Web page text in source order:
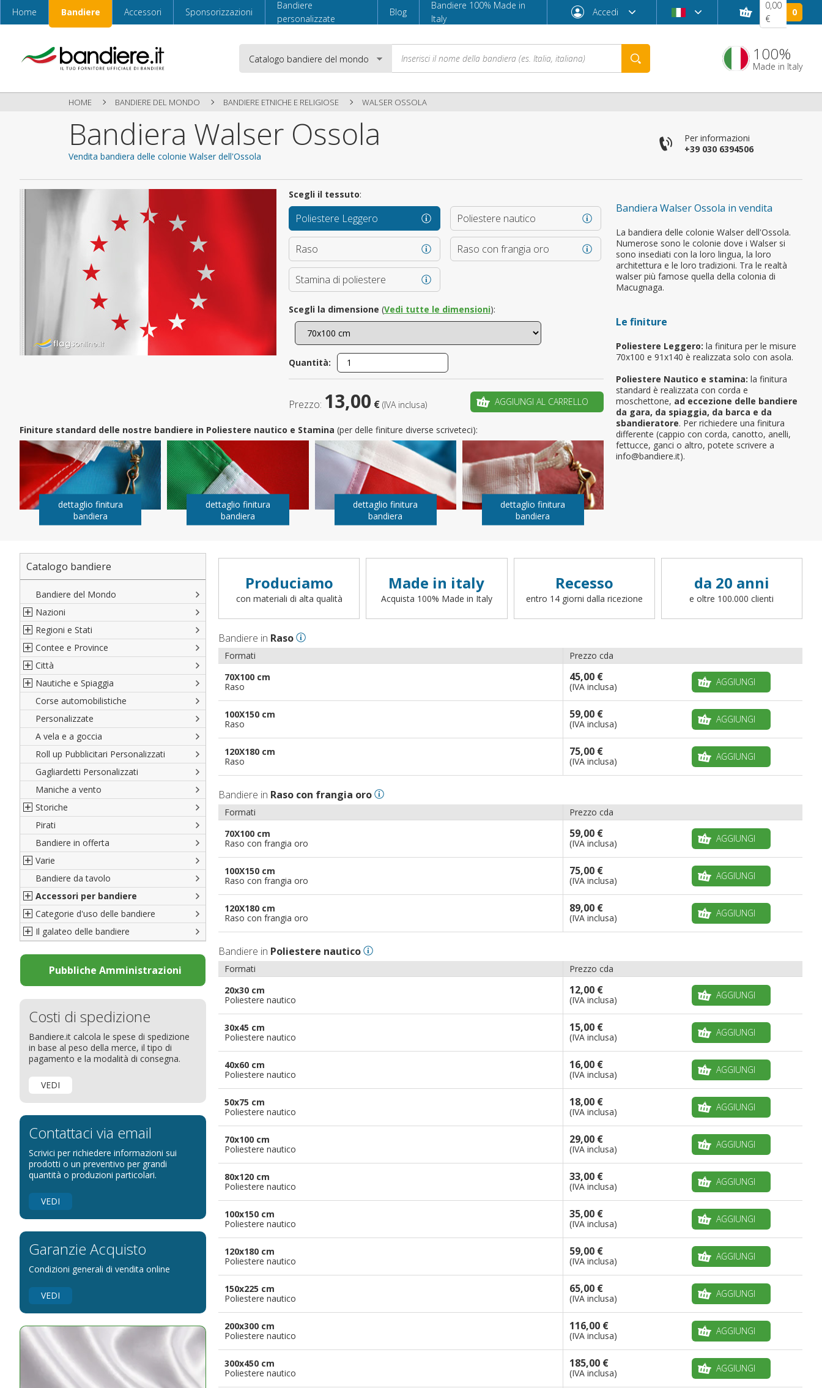
Home Bandiere Accessori Sponsorizzazioni
Bandiere
personalizzate
Blog
Bandiere 100% Made in
Italy
Accedi
Accedi
È il tuo primo ordine?
CREA UN NUOVO ACCOUNT
0,00
€
0
100%
Made in Italy
HOME BANDIERE DEL MONDO BANDIERE ETNICHE E RELIGIOSE WALSER OSSOLA
Bandiera Walser Ossola
Vendita bandiera delle colonie Walser dell'Ossola
Per informazioni
+39 030 6394506
Bandiera Walser Ossola in vendita
La bandiera delle colonie Walser dell'Ossola.
Numerose sono le colonie dove i Walser si
sono insediati con la loro lingua, la loro
architettura e le loro tradizioni. Tra le realtà
walser più famose quella della colonia di
Macugnaga.
Le finiture
Poliestere Leggero: la finitura per le misure
70x100 e 91x140 è realizzata solo con asola.
Poliestere Nautico e stamina: la finitura
standard è realizzata con corda e
moschettone, ad eccezione delle bandiere
da gara, da spiaggia, da barca e da
sbandieratore. Per richiedere una finitura
differente (cappio con corda, canotto, anelli,
fettucce, ganci o altro, potete scrivere a
info@bandiere.it).
Scegli il tessuto:
Poliestere Leggero Poliestere nautico
Raso Raso con frangia oro
Stamina di poliestere
Scegli la dimensione (Vedi tutte le dimensioni):
Quantità:
Prezzo: 13,00 € (IVA inclusa) AGGIUNGI AL CARRELLO
Finiture standard delle nostre bandiere in Poliestere nautico e Stamina (per delle finiture diverse scriveteci):
dettaglio finitura
bandiera
dettaglio finitura
bandiera
dettaglio finitura
bandiera
dettaglio finitura
bandiera
Catalogo bandiere
Bandiere del Mondo
Nazioni
Nord America
Sud America
Europa
Africa
Asia
Oceania
Regioni e Stati
Regioni italiane
Territori Italiani
Stati USA
Francesi
Spagnole
Austriache
Tedesche
Regioni varie
Contee e Province
Cantoni Svizzeri
Province Italiane
Province Spagnole
Francia d'oltremare
Territori britannici d'oltremare
Varie Province del Mondo
Città
Città Italiane
Città spagnole
Città francesi
Città del mondo
Nautiche e Spiaggia
Militari e Mercantili
Codice internazionale nautico
Gran Pavese
Da spiaggia
Di cortesia
Corse automobilistiche
Personalizzate
A vela e a goccia
Roll up Pubblicitari Personalizzati
Gagliardetti Personalizzati
Maniche a vento
Storiche
Italiane
Porte di Milano
Francesi
Americane
Britanniche
Resto del Mondo
Pirati
Bandiere in offerta
Varie
Bandiere del CICAP - Think Deep
Bandiere di Orgoglio Bresciano
Organizzazioni internazionali
Diplomatiche
Bandiere Pubblicitarie
Natale e altre festività
Bandiere etniche e religiose
Bandiere da tavolo
Accessori per bandiere
Accessori per bandiere
Accessori per bandiere da tavolo
Categorie d'uso delle bandiere
Bandiere segnavento
Bandiere per sbandieratori
Bandiere per barche
Bandiere per hotel
Bandiere per eventi
Bandiere per biciclette
Bandiere per autosaloni
Bandiere Palio
Bandiere per enti pubblici
Bandiere per riserve naturali e parchi
Bandiere per musicisti
Bandiere per feste
pennoni per bandiere
Il galateo delle bandiere
La bandiera
Come disporre le bandiere
Dimensioni delle bandiere
Come piegare il tricolore
Pubbliche Amministrazioni
Costi di spedizione
Bandiere.it calcola le spese di spedizione
in base al peso della merce, il tipo di
pagamento e la modalità di consegna.
VEDI
Contattaci via email
Scrivici per richiedere informazioni sui
prodotti o un preventivo per grandi
quantità o produzioni particolari.
VEDI
Garanzie Acquisto
Condizioni generali di vendita online
VEDI
Produciamo
con materiali di alta qualità
Made in italy
Acquista 100% Made in Italy
Recesso
entro 14 giorni dalla ricezione
da 20 anni
e oltre 100.000 clienti
Bandiere in Raso
Formati
Prezzo cda
70X100 cm
Raso
45,00 €
(IVA inclusa) AGGIUNGI
100X150 cm
Raso
59,00 €
(IVA inclusa) AGGIUNGI
120X180 cm
Raso
75,00 €
(IVA inclusa) AGGIUNGI
Bandiere in Raso con frangia oro
Formati
Prezzo cda
70X100 cm
Raso con frangia oro
59,00 €
(IVA inclusa) AGGIUNGI
100X150 cm
Raso con frangia oro
75,00 €
(IVA inclusa) AGGIUNGI
120X180 cm
Raso con frangia oro
89,00 €
(IVA inclusa) AGGIUNGI
Bandiere in Poliestere nautico
Formati
Prezzo cda
20x30 cm
Poliestere nautico
12,00 €
(IVA inclusa) AGGIUNGI
30x45 cm
Poliestere nautico
15,00 €
(IVA inclusa) AGGIUNGI
40x60 cm
Poliestere nautico
16,00 €
(IVA inclusa) AGGIUNGI
50x75 cm
Poliestere nautico
18,00 €
(IVA inclusa) AGGIUNGI
70x100 cm
Poliestere nautico
29,00 €
(IVA inclusa) AGGIUNGI
80x120 cm
Poliestere nautico
33,00 €
(IVA inclusa) AGGIUNGI
100x150 cm
Poliestere nautico
35,00 €
(IVA inclusa) AGGIUNGI
120x180 cm
Poliestere nautico
59,00 €
(IVA inclusa) AGGIUNGI
150x225 cm
Poliestere nautico
65,00 €
(IVA inclusa) AGGIUNGI
200x300 cm
Poliestere nautico
116,00 €
(IVA inclusa) AGGIUNGI
300x450 cm
Poliestere nautico
185,00 €
(IVA inclusa) AGGIUNGI